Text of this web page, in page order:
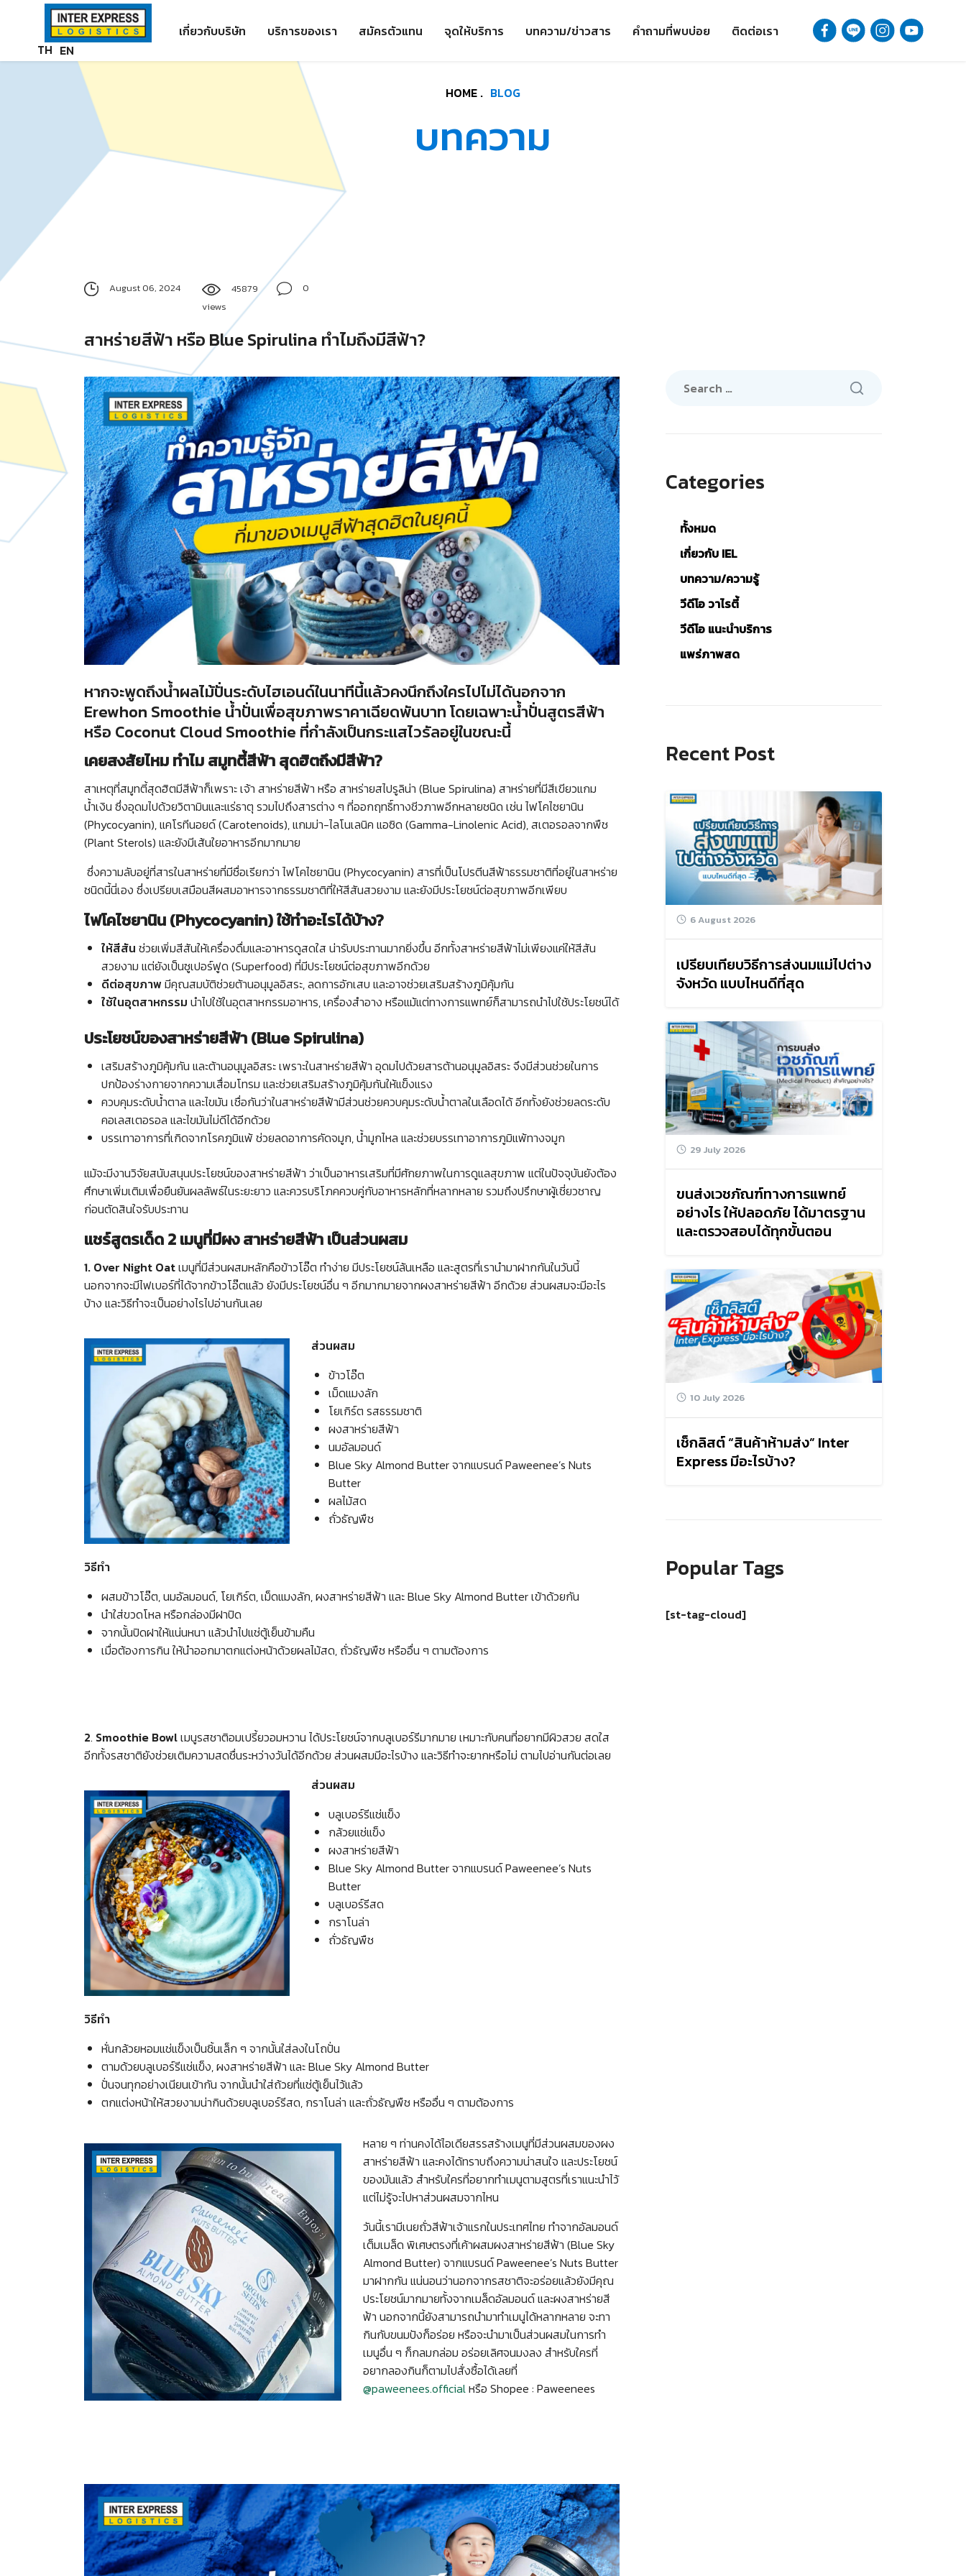
Paste this code as high in the of the page as possible:
to
TH EN
เกี่ยวกับบริษัท บริการของเรา สมัครตัวแทน จุดให้บริการ บทความ/ข่าวสาร คำถามที่พบบ่อย ติดต่อเรา
Search
for:
HOME . BLOG
บทความ
August 06, 2024
45879
views
0
สาหร่ายสีฟ้า หรือ Blue Spirulina ทำไมถึงมีสีฟ้า?
หากจะพูดถึงน้ำผลไม้ปั่นระดับไฮเอนด์ในนาทีนี้แล้วคงนึกถึงใครไปไม่ได้นอกจาก
Erewhon Smoothie น้ำปั่นเพื่อสุขภาพราคาเฉียดพันบาท โดยเฉพาะน้ำปั่นสูตรสีฟ้า
หรือ Coconut Cloud Smoothie ที่กำลังเป็นกระแสไวรัลอยู่ในขณะนี้
เคยสงสัยไหม ทำไม สมูทตี้สีฟ้า สุดฮิตถึงมีสีฟ้า?
สาเหตุที่สมูทตี้สุดฮิตมีสีฟ้าก็เพราะ เจ้า สาหร่ายสีฟ้า หรือ สาหร่ายสไปรูลิน่า (Blue Spirulina) สาหร่ายที่มีสีเขียวแกม
น้ำเงิน ซึ่งอุดมไปด้วยวิตามินและแร่ธาตุ รวมไปถึงสารต่าง ๆ ที่ออกฤทธิ์ทางชีวภาพอีกหลายชนิด เช่น ไฟโคไซยานิน
(Phycocyanin), แคโรทีนอยด์ (Carotenoids), แกมม่า-ไลโนเลนิค แอซิด (Gamma-Linolenic Acid), สเตอรอลจากพืช
(Plant Sterols) และยังมีเส้นใยอาหารอีกมากมาย
ซึ่งความลับอยู่ที่สารในสาหร่ายที่มีชื่อเรียกว่า ไฟโคไซยานิน (Phycocyanin) สารที่เป็นโปรตีนสีฟ้าธรรมชาติที่อยู่ในสาหร่าย
ชนิดนี้นี่เอง ซึ่งเปรียบเสมือนสีผสมอาหารจากธรรมชาติที่ให้สีสันสวยงาม และยังมีประโยชน์ต่อสุขภาพอีกเพียบ
ไฟโคไซยานิน (Phycocyanin) ใช้ทำอะไรได้บ้าง?
ให้สีสัน ช่วยเพิ่มสีสันให้เครื่องดื่มและอาหารดูสดใส น่ารับประทานมากยิ่งขึ้น อีกทั้งสาหร่ายสีฟ้าไม่เพียงแค่ให้สีสัน
สวยงาม แต่ยังเป็นซูเปอร์ฟูด (Superfood) ที่มีประโยชน์ต่อสุขภาพอีกด้วย
ดีต่อสุขภาพ มีคุณสมบัติช่วยต้านอนุมูลอิสระ, ลดการอักเสบ และอาจช่วยเสริมสร้างภูมิคุ้มกัน
ใช้ในอุตสาหกรรม นำไปใช้ในอุตสาหกรรมอาหาร, เครื่องสำอาง หรือแม้แต่ทางการแพทย์ก็สามารถนำไปใช้ประโยชน์ได้
ประโยชน์ของสาหร่ายสีฟ้า (Blue Spirulina)
เสริมสร้างภูมิคุ้มกัน และต้านอนุมูลอิสระ เพราะในสาหร่ายสีฟ้า อุดมไปด้วยสารต้านอนุมูลอิสระ จึงมีส่วนช่วยในการ
ปกป้องร่างกายจากความเสื่อมโทรม และช่วยเสริมสร้างภูมิคุ้มกันให้แข็งแรง
ควบคุมระดับน้ำตาล และไขมัน เชื่อกันว่าในสาหร่ายสีฟ้ามีส่วนช่วยควบคุมระดับน้ำตาลในเลือดได้ อีกทั้งยังช่วยลดระดับ
คอเลสเตอรอล และไขมันไม่ดีได้อีกด้วย
บรรเทาอาการที่เกิดจากโรคภูมิแพ้ ช่วยลดอาการคัดจมูก, น้ำมูกไหล และช่วยบรรเทาอาการภูมิแพ้ทางจมูก
แม้จะมีงานวิจัยสนับสนุนประโยชน์ของสาหร่ายสีฟ้า ว่าเป็นอาหารเสริมที่มีศักยภาพในการดูแลสุขภาพ แต่ในปัจจุบันยังต้อง
ศึกษาเพิ่มเติมเพื่อยืนยันผลลัพธ์ในระยะยาว และควรบริโภคควบคู่กับอาหารหลักที่หลากหลาย รวมถึงปรึกษาผู้เชี่ยวชาญ
ก่อนตัดสินใจรับประทาน
แชร์สูตรเด็ด 2 เมนูที่มีผง สาหร่ายสีฟ้า เป็นส่วนผสม
1. Over Night Oatเมนูที่มีส่วนผสมหลักคือข้าวโอ๊ต ทำง่าย มีประโยชน์ล้นเหลือ และสูตรที่เรานำมาฝากกันในวันนี้
นอกจากจะมีไฟเบอร์ที่ได้จากข้าวโอ๊ตแล้ว ยังมีประโยชน์อื่น ๆ อีกมากมายจากผงสาหร่ายสีฟ้า อีกด้วย ส่วนผสมจะมีอะไร
บ้าง และวิธีทำจะเป็นอย่างไรไปอ่านกันเลย
ส่วนผสม
ข้าวโอ๊ต
เม็ดแมงลัก
โยเกิร์ต รสธรรมชาติ
ผงสาหร่ายสีฟ้า
นมอัลมอนด์
Blue Sky Almond Butter จากแบรนด์ Paweenee’s Nuts
Butter
ผลไม้สด
ถั่วธัญพืช
วิธีทำ
ผสมข้าวโอ๊ต, นมอัลมอนด์, โยเกิร์ต, เม็ดแมงลัก, ผงสาหร่ายสีฟ้า และ Blue Sky Almond Butter เข้าด้วยกัน
นำใส่ขวดโหล หรือกล่องมีฝาปิด
จากนั้นปิดฝาให้แน่นหนา แล้วนำไปแช่ตู้เย็นข้ามคืน
เมื่อต้องการกิน ให้นำออกมาตกแต่งหน้าด้วยผลไม้สด, ถั่วธัญพืช หรืออื่น ๆ ตามต้องการ
2. Smoothie Bowlเมนูรสชาติอมเปรี้ยวอมหวาน ได้ประโยชน์จากบลูเบอร์รีมากมาย เหมาะกับคนที่อยากมีผิวสวย สดใส
อีกทั้งรสชาติยังช่วยเติมความสดชื่นระหว่างวันได้อีกด้วย ส่วนผสมมีอะไรบ้าง และวิธีทำจะยากหรือไม่ ตามไปอ่านกันต่อเลย
ส่วนผสม
บลูเบอร์รีแช่แข็ง
กล้วยแช่แข็ง
ผงสาหร่ายสีฟ้า
Blue Sky Almond Butter จากแบรนด์ Paweenee’s Nuts
Butter
บลูเบอร์รีสด
กราโนล่า
ถั่วธัญพืช
วิธีทำ
หั่นกล้วยหอมแช่แข็งเป็นชิ้นเล็ก ๆ จากนั้นใส่ลงในโถปั่น
ตามด้วยบลูเบอร์รีแช่แข็ง, ผงสาหร่ายสีฟ้า และ Blue Sky Almond Butter
ปั่นจนทุกอย่างเนียนเข้ากัน จากนั้นนำใส่ถ้วยที่แช่ตู้เย็นไว้แล้ว
ตกแต่งหน้าให้สวยงามน่ากินด้วยบลูเบอร์รีสด, กราโนล่า และถั่วธัญพืช หรืออื่น ๆ ตามต้องการ
หลาย ๆ ท่านคงได้ไอเดียสรรสร้างเมนูที่มีส่วนผสมของผง
สาหร่ายสีฟ้า และคงได้ทราบถึงความน่าสนใจ และประโยชน์
ของมันแล้ว สำหรับใครที่อยากทำเมนูตามสูตรที่เราแนะนำไว้
แต่ไม่รู้จะไปหาส่วนผสมจากไหน
วันนี้เรามีเนยถั่วสีฟ้าเจ้าแรกในประเทศไทย ทำจากอัลมอนด์
เต็มเมล็ด พิเศษตรงที่เค้าผสมผงสาหร่ายสีฟ้า (Blue Sky
Almond Butter) จากแบรนด์ Paweenee’s Nuts Butter
มาฝากกัน แน่นอนว่านอกจากรสชาติจะอร่อยแล้วยังมีคุณ
ประโยชน์มากมายทั้งจากเมล็ดอัลมอนด์ และผงสาหร่ายสี
ฟ้า นอกจากนี้ยังสามารถนำมาทำเมนูได้หลากหลาย จะทา
กินกับขนมปังก็อร่อย หรือจะนำมาเป็นส่วนผสมในการทำ
เมนูอื่น ๆ ก็กลมกล่อม อร่อยเลิศจนมงลง สำหรับใครที่
อยากลองกินก็ตามไปสั่งซื้อได้เลยที่
@paweenees.officialหรือ Shopee : Paweenees
Categories
ทั้งหมด
เกี่ยวกับ IEL
บทความ/ความรู้
วีดีโอ วาไรตี้
วีดีโอ แนะนำบริการ
แพร่ภาพสด
Recent Post
6 August 2026
เปรียบเทียบวิธีการส่งนมแม่ไปต่าง
จังหวัด แบบไหนดีที่สุด
29 July 2026
ขนส่งเวชภัณฑ์ทางการแพทย์
อย่างไร ให้ปลอดภัย ได้มาตรฐาน
และตรวจสอบได้ทุกขั้นตอน
10 July 2026
เช็กลิสต์ “สินค้าห้ามส่ง” Inter
Express มีอะไรบ้าง?
Popular Tags
[st-tag-cloud]